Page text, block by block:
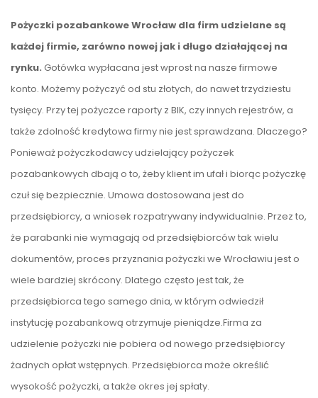
Pożyczki pozabankowe Wrocław dla firm udzielane są
każdej firmie, zarówno nowej jak i długo działającej na
rynku. Gotówka wypłacana jest wprost na nasze firmowe
konto. Możemy pożyczyć od stu złotych, do nawet trzydziestu
tysięcy. Przy tej pożyczce raporty z BIK, czy innych rejestrów, a
także zdolność kredytowa firmy nie jest sprawdzana. Dlaczego?
Ponieważ pożyczkodawcy udzielający pożyczek
pozabankowych dbają o to, żeby klient im ufał i biorąc pożyczkę
czuł się bezpiecznie. Umowa dostosowana jest do
przedsiębiorcy, a wniosek rozpatrywany indywidualnie. Przez to,
że parabanki nie wymagają od przedsiębiorców tak wielu
dokumentów, proces przyznania pożyczki we Wrocławiu jest o
wiele bardziej skrócony. Dlatego często jest tak, że
przedsiębiorca tego samego dnia, w którym odwiedził
instytucję pozabankową otrzymuje pieniądze.Firma za
udzielenie pożyczki nie pobiera od nowego przedsiębiorcy
żadnych opłat wstępnych. Przedsiębiorca może określić
wysokość pożyczki, a także okres jej spłaty.